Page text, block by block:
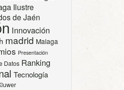
Ilustre
de Jaén
Innovación
madrid Malaga
Presentación
Datos Ranking
Tecnología